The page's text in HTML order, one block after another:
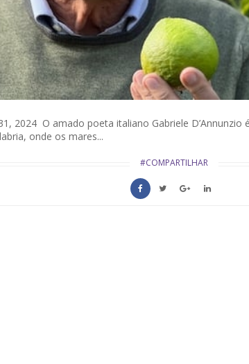
2024 O amado poeta italiano Gabriele D’Annunzio
onde os mares...
#COMPARTILHAR